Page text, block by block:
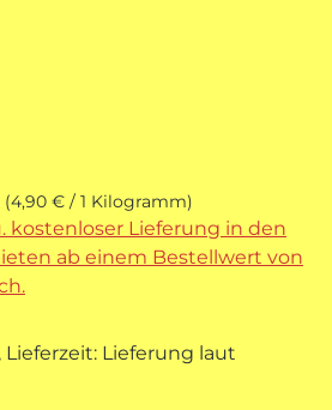
(4,90 € / 1 Kilogramm)
kostenloser Lieferung in den
ab einem Bestellwert von
Lieferzeit: Lieferung laut